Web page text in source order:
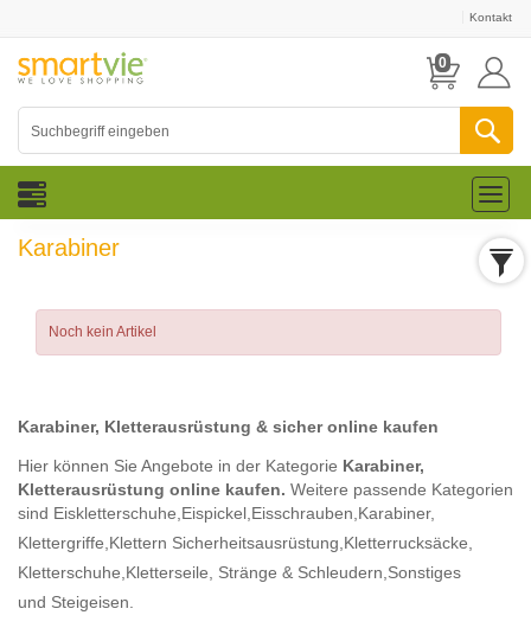
Kontakt
0
Karabiner
Noch kein Artikel
Karabiner, Kletterausrüstung & sicher online kaufen
Hier können Sie Angebote in der Kategorie Karabiner,
Kletterausrüstung online kaufen. Weitere passende Kategorien
sind Eiskletterschuhe, Eispickel, Eisschrauben, Karabiner,
Klettergriffe, Klettern Sicherheitsausrüstung, Kletterrucksäcke,
Kletterschuhe, Kletterseile, Stränge & Schleudern, Sonstiges
und Steigeisen.